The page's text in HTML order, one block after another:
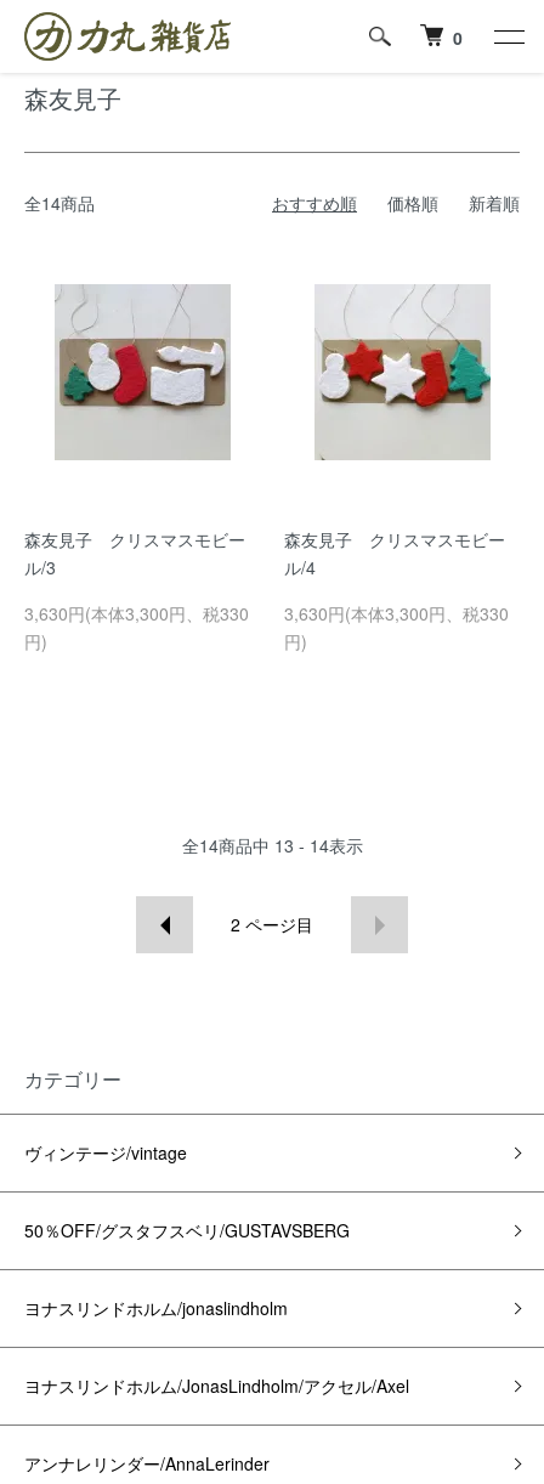
0
ホーム 森友見子
森友見子
全14商品 おすすめ順 価格順 新着順
森友見子 クリスマスモビー
ル/3
3,630円(本体3,300円、税330
円)
森友見子 クリスマスモビー
ル/4
3,630円(本体3,300円、税330
円)
全14商品中 13 - 14表示
2 ページ目
カテゴリー
ヴィンテージ/vintage
50％OFF/グスタフスベリ/GUSTAVSBERG
ヨナスリンドホルム/jonaslindholm
ヨナスリンドホルム/JonasLindholm/アクセル/Axel
アンナレリンダー/AnnaLerinder